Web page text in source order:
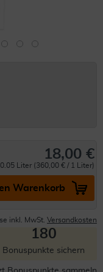
18,00 €
0.05 Liter (360,00 € / 1 Liter)
Warenkorb
inkl. MwSt. Versandkosten
180
Bonuspunkte sichern